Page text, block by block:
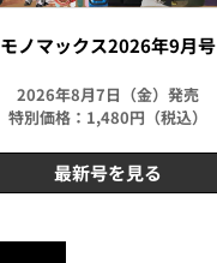
モノマックス2026年9月号
2026年8月7日（金）発売
特別価格：1,480円（税込）
最新号を見る